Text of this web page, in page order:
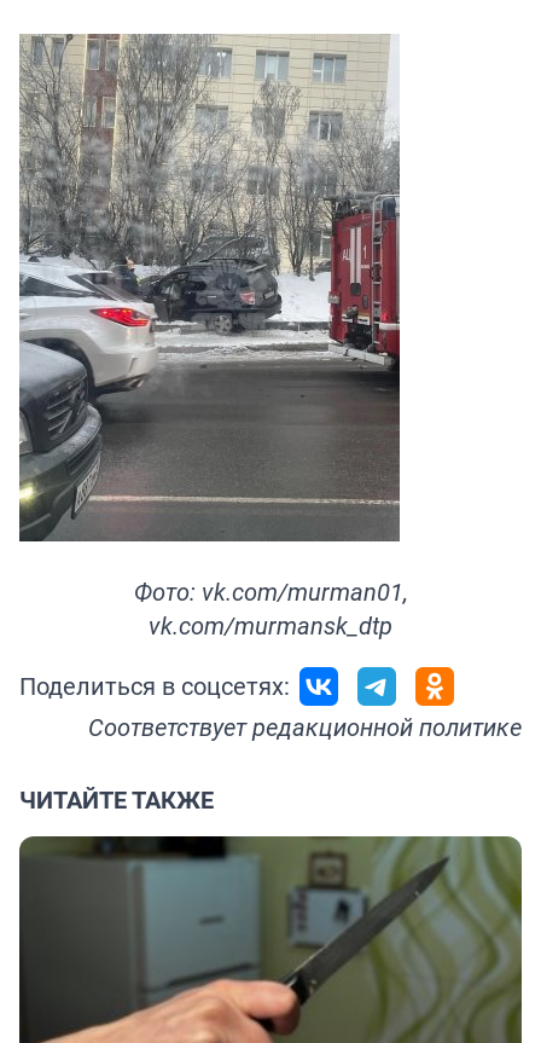
Фото: vk.com/murman01,
vk.com/murmansk_dtp
Поделиться в соцсетях:
Соответствуетредакционной политике
ЧИТАЙТЕ ТАКЖЕ